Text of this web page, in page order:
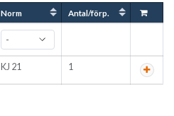
Norm Antal/förp.
KJ 21 1